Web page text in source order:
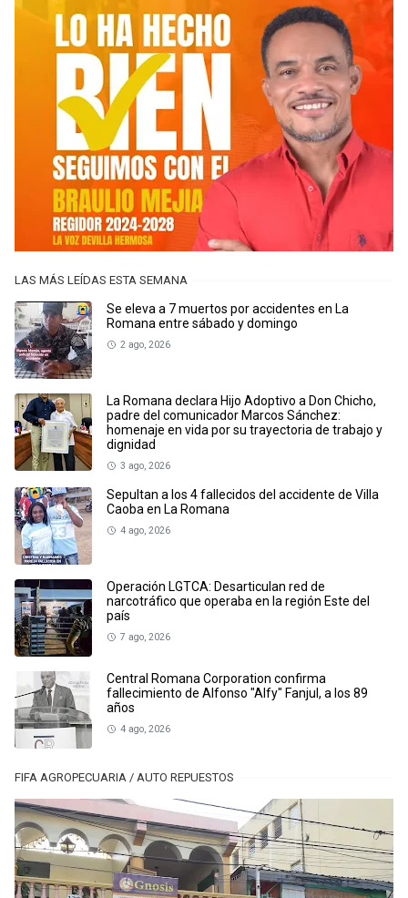
LAS MÁS LEÍDAS ESTA SEMANA
Se eleva a 7 muertos por accidentes en La
Romana entre sábado y domingo
2 ago, 2026
La Romana declara Hijo Adoptivo a Don Chicho,
padre del comunicador Marcos Sánchez:
homenaje en vida por su trayectoria de trabajo y
dignidad
3 ago, 2026
Sepultan a los 4 fallecidos del accidente de Villa
Caoba en La Romana
4 ago, 2026
Operación LGTCA: Desarticulan red de
narcotráfico que operaba en la región Este del
país
7 ago, 2026
Central Romana Corporation confirma
fallecimiento de Alfonso "Alfy" Fanjul, a los 89
años
4 ago, 2026
FIFA AGROPECUARIA / AUTO REPUESTOS